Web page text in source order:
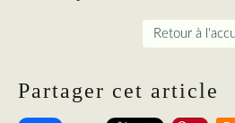
Retour à
Partager cet article